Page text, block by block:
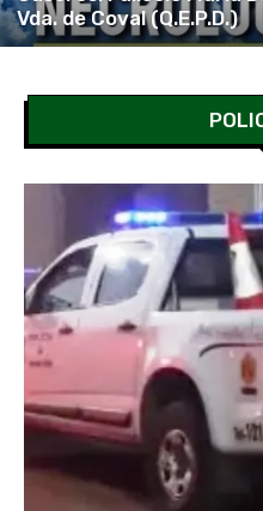
Vda. de Coval (Q.E.P.D.)